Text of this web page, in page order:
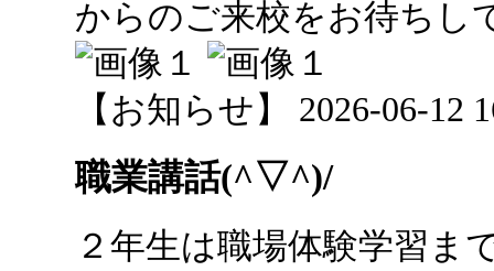
からのご来校をお待ちし
【お知らせ】 2026-06-12
職業講話(^▽^)/
２年生は職場体験学習ま